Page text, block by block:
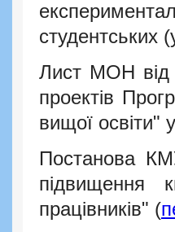
студентських
Лист МОН від
проектів
вищої освіти"
Постанова
підвищення
працівників" (